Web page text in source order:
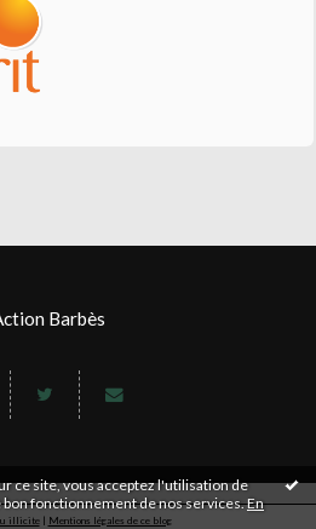
ce site, vous acceptez l'utilisation de
fonctionnement de nos services.En
Barbès
illicite| Mentions légales de ce blog